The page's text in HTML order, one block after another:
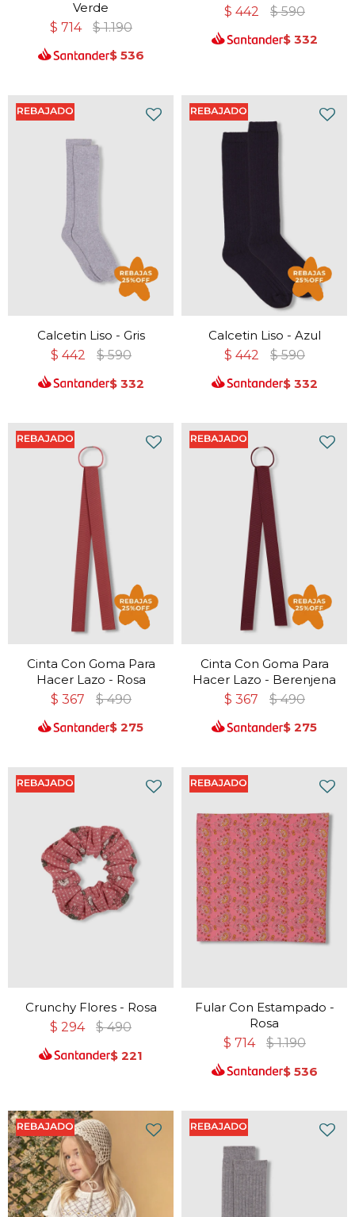
Verde
$ 714 $ 1.190
$ 536
$ 442 $ 590
$ 332
Calcetin Liso - Gris
$ 442 $ 590
$ 332
Calcetin Liso - Azul
$ 442 $ 590
$ 332
Cinta Con Goma Para
Hacer Lazo - Rosa
$ 367 $ 490
$ 275
Cinta Con Goma Para
Hacer Lazo - Berenjena
$ 367 $ 490
$ 275
Crunchy Flores - Rosa
$ 294 $ 490
$ 221
Fular Con Estampado -
Rosa
$ 714 $ 1.190
$ 536